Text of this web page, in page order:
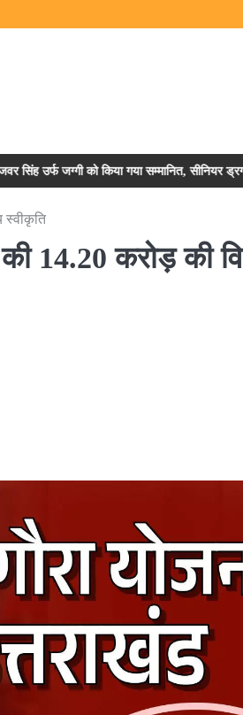
जग्गी को किया गया सम्मानित, सीनियर ड्रग
स्वीकृति
14.20 करोड़ की